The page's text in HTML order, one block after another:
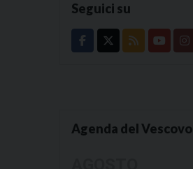
Seguici su
Agenda del Vescovo